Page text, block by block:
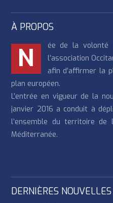
À PROPOS
N
ée de la volonté
l’association
afin d’affirmer la
plan européen.
L’entrée en vigueur de la
janvier 2016 a conduit à
l’ensemble du territoire de
Méditerranée.
DERNIÈRES NOUVELLES